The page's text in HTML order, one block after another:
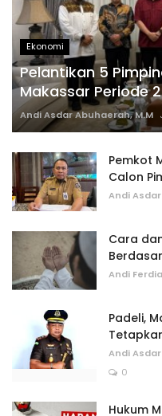
Ekonomi
Pelantikan 5
Makassar Periode
Andi Asdar Abuhaerah, M.M
Pemkot
Calon
Andi
Cara
Andi
Padeli,
Andi
0
Hukum